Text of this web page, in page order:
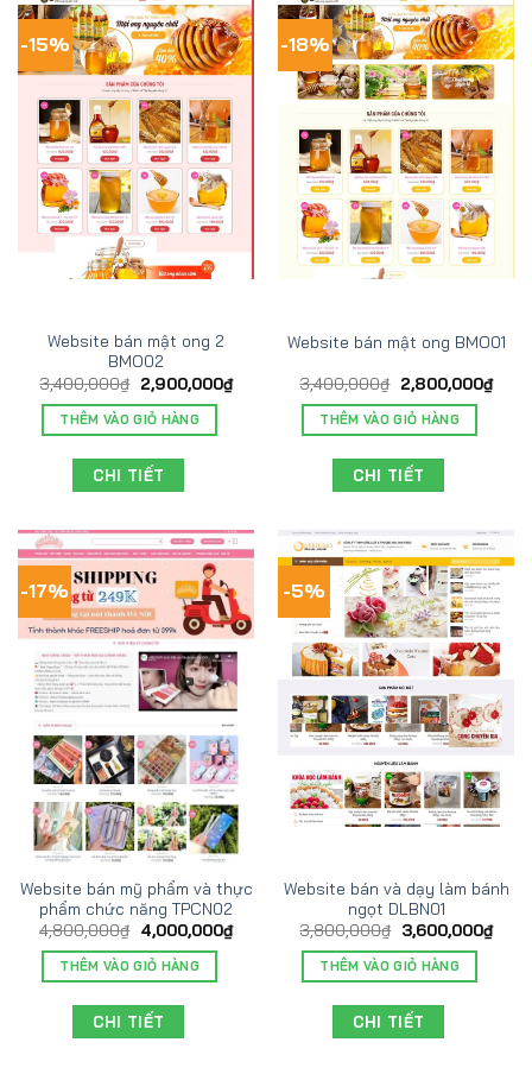
-15%
Website bán mật ong 2
BMO02
3,400,000₫ 2,900,000₫
THÊM VÀO GIỎ HÀNG
CHI TIẾT
-18%
Website bán mật ong BMO01
3,400,000₫ 2,800,000₫
THÊM VÀO GIỎ HÀNG
CHI TIẾT
-17%
Website bán mỹ phẩm và thực
phẩm chức năng TPCN02
4,800,000₫ 4,000,000₫
THÊM VÀO GIỎ HÀNG
CHI TIẾT
-5%
Website bán và dạy làm bánh
ngọt DLBN01
3,800,000₫ 3,600,000₫
THÊM VÀO GIỎ HÀNG
CHI TIẾT